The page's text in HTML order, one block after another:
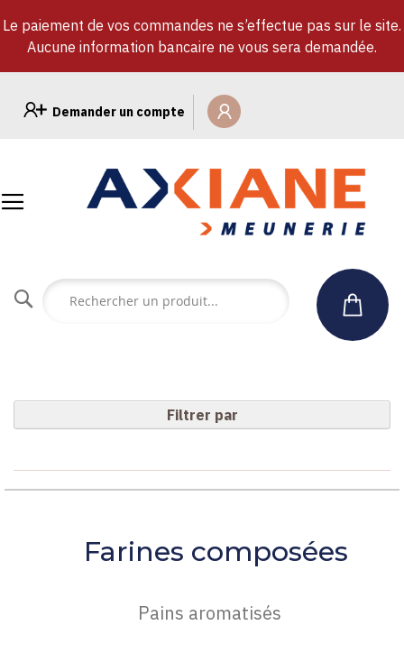
contenu
Demander un compte
Le paiement de vos commandes ne s’effectue pas sur le site.
Aucune information bancaire ne vous sera demandée.
Rechercher
Farines composées
Pains aromatisés
Filtrer par